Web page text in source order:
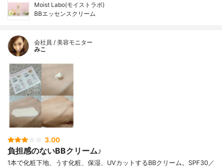
Moist Labo(モイストラボ)
BBエッセンスクリーム
会社員 / 美容モニター
みこ
3.00
負担感のないBBクリーム♪
1本で化粧下地、うす化粧、保湿、UVカットするBBクリーム。SPF30／